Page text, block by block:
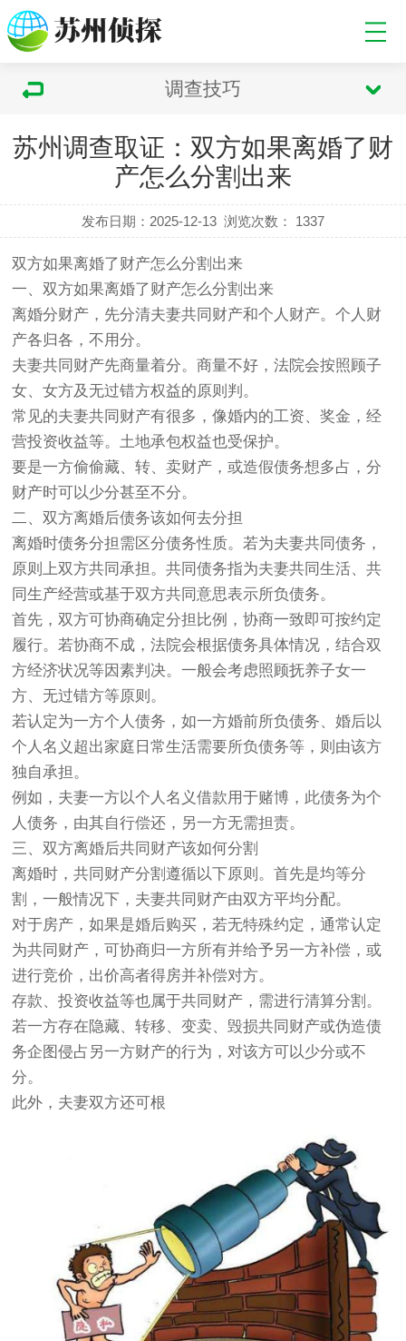
调查技巧
苏州调查取证：双方如果离婚了财
产怎么分割出来
发布日期：2025-12-13 浏览次数： 1337
双方如果离婚了财产怎么分割出来
一、双方如果离婚了财产怎么分割出来
离婚分财产，先分清夫妻共同财产和个人财产。个人财
产各归各，不用分。
夫妻共同财产先商量着分。商量不好，法院会按照顾子
女、女方及无过错方权益的原则判。
常见的夫妻共同财产有很多，像婚内的工资、奖金，经
营投资收益等。土地承包权益也受保护。
要是一方偷偷藏、转、卖财产，或造假债务想多占，分
财产时可以少分甚至不分。
二、双方离婚后债务该如何去分担
离婚时债务分担需区分债务性质。若为夫妻共同债务，
原则上双方共同承担。共同债务指为夫妻共同生活、共
同生产经营或基于双方共同意思表示所负债务。
首先，双方可协商确定分担比例，协商一致即可按约定
履行。若协商不成，法院会根据债务具体情况，结合双
方经济状况等因素判决。一般会考虑照顾抚养子女一
方、无过错方等原则。
若认定为一方个人债务，如一方婚前所负债务、婚后以
个人名义超出家庭日常生活需要所负债务等，则由该方
独自承担。
例如，夫妻一方以个人名义借款用于赌博，此债务为个
人债务，由其自行偿还，另一方无需担责。
三、双方离婚后共同财产该如何分割
离婚时，共同财产分割遵循以下原则。首先是均等分
割，一般情况下，夫妻共同财产由双方平均分配。
对于房产，如果是婚后购买，若无特殊约定，通常认定
为共同财产，可协商归一方所有并给予另一方补偿，或
进行竞价，出价高者得房并补偿对方。
存款、投资收益等也属于共同财产，需进行清算分割。
若一方存在隐藏、转移、变卖、毁损共同财产或伪造债
务企图侵占另一方财产的行为，对该方可以少分或不
分。
此外，夫妻双方还可根